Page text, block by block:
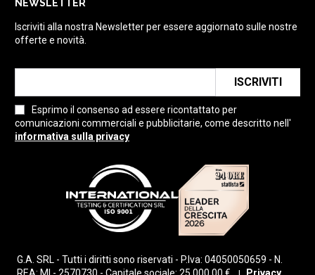
NEWSLETTER
Iscriviti alla nostra Newsletter per essere aggiornato sulle nostre
offerte e novità.
ISCRIVITI
Esprimo il consenso ad essere ricontattato per
comunicazioni commerciali e pubblicitarie, come descritto nell'
informativa sulla privacy
G.A. SRL - Tutti i diritti sono riservati - P.Iva: 04050050659 - N.